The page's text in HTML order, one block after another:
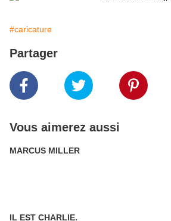
#caricature
Partager
Vous aimerez aussi
MARCUS MILLER
IL EST CHARLIE.